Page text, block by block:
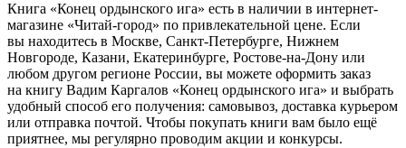
Книга «Конец ордынского ига» есть в наличии в интернет-
магазине «Читай-город» по привлекательной цене. Если
вы находитесь в Москве, Санкт-Петербурге, Нижнем
Новгороде, Казани, Екатеринбурге, Ростове-на-Дону или
любом другом регионе России, вы можете оформить заказ
на книгу Вадим Каргалов «Конец ордынского ига» и выбрать
удобный способ его получения: самовывоз, доставка курьером
или отправка почтой. Чтобы покупать книги вам было ещё
приятнее, мы регулярно проводим акции и конкурсы.